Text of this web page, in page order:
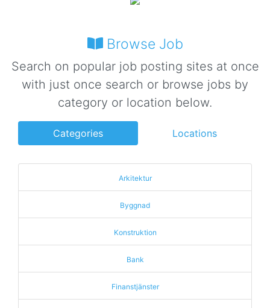
Browse Job
Search on popular job posting sites at once
with just once search or browse jobs by
category or location below.
Categories Locations
Arkitektur
Byggnad
Konstruktion
Bank
Finanstjänster